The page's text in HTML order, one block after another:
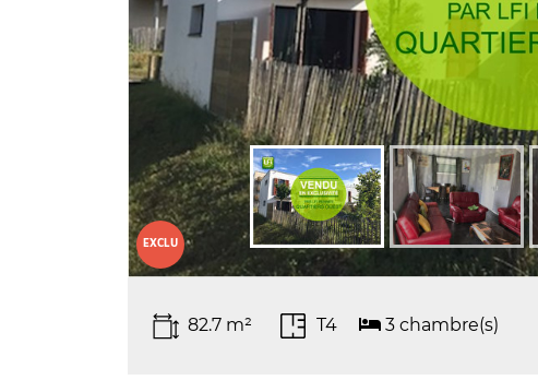
EXCLU
82.7 m² T4 3 chambre(s)